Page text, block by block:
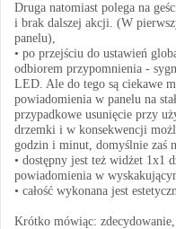
Druga natomiast polega na
i brak dalszej akcji. (W
panelu),
• po przejściu do ustawień
odbiorem przypomnienia -
LED. Ale do tego są ciekawe
powiadomienia w panelu na
przypadkowe usunięcie przy
drzemki i w konsekwencji
godzin i minut, domyślnie zaś
• dostępny jest też widżet 1x1
powiadomienia w
• całość wykonana jest
Krótko mówiąc: